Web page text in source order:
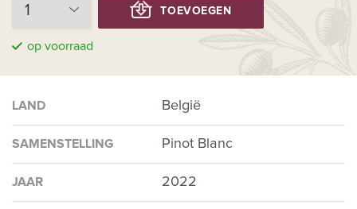
TOEVOEGEN
op voorraad
LAND België
SAMENSTELLING Pinot Blanc
JAAR 2022